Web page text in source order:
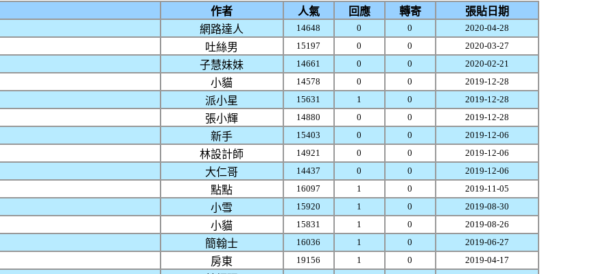
作者 人氣 回應 轉寄
張貼日期
網路達人 14648 0 0 2020-04-28
吐絲男 15197 0 0 2020-03-27
子慧妹妹 14661 0 0 2020-02-21
小貓 14578 0 0 2019-12-28
派小星 15631 1 0 2019-12-28
張小輝 14880 0 0 2019-12-28
新手 15403 0 0 2019-12-06
林設計師 14921 0 0 2019-12-06
大仁哥 14437 0 0 2019-12-06
點點 16097 1 0 2019-11-05
小雪 15920 1 0 2019-08-30
小貓 15831 1 0 2019-08-26
簡翰士 16036 1 0 2019-06-27
房東 19156 1 0 2019-04-17